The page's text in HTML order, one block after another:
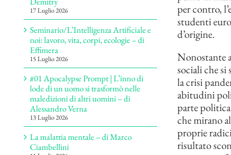
per contro,
studenti
d’origine.
Nonostante
sociali che
la crisi
abitudini
parte
che mirano
proprie
risultato
17 Luglio 2026
Seminario/L’Intelligenza Artificiale e
noi: lavoro, vita, corpi, ecologie – di
Effimera
15 Luglio 2026
#01 Apocalypse Prompt | L’inno di
lode di un uomo si trasformò nelle
maledizioni di altri uomini – di
Alessandro Verna
13 Luglio 2026
La malattia mentale – di Marco
Ciambellini